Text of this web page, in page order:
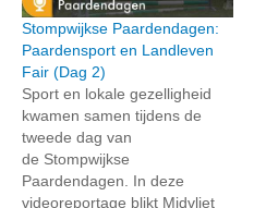
Stompwijkse Paardendagen:
Paardensport en Landleven
Fair (Dag 2)
Sport en lokale gezelligheid
kwamen samen tijdens de
tweede dag van
de Stompwijkse
Paardendagen. In deze
videoreportage blikt Midvliet